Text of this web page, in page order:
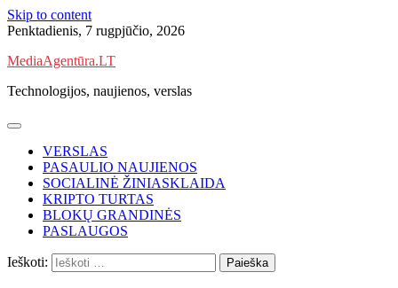
Skip to content
Penktadienis, 7 rugpjūčio, 2026
MediaAgentūra.LT
Technologijos, naujienos, verslas
VERSLAS
PASAULIO NAUJIENOS
SOCIALINĖ ŽINIASKLAIDA
KRIPTO TURTAS
BLOKŲ GRANDINĖS
PASLAUGOS
Ieškoti: